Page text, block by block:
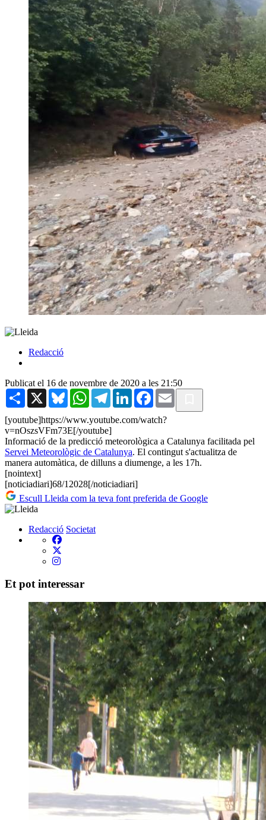
Redacció
Publicat el 16 de novembre de 2020 a les 21:50
Share X BlueskyWhatsAppTelegramLinkedInFacebook
Email
[youtube]https://www.youtube.com/watch?
v=nOszsVFm73E[/youtube]
Informació de la predicció meteorològica a Catalunya facilitada pel
Servei Meteorològic de Catalunya. El contingut s'actualitza de
manera automàtica, de dilluns a diumenge, a les 17h.
[nointext]
[noticiadiari]68/12028[/noticiadiari]
Escull Lleida com la teva font preferida de Google
Redacció Societat
Et pot interessar